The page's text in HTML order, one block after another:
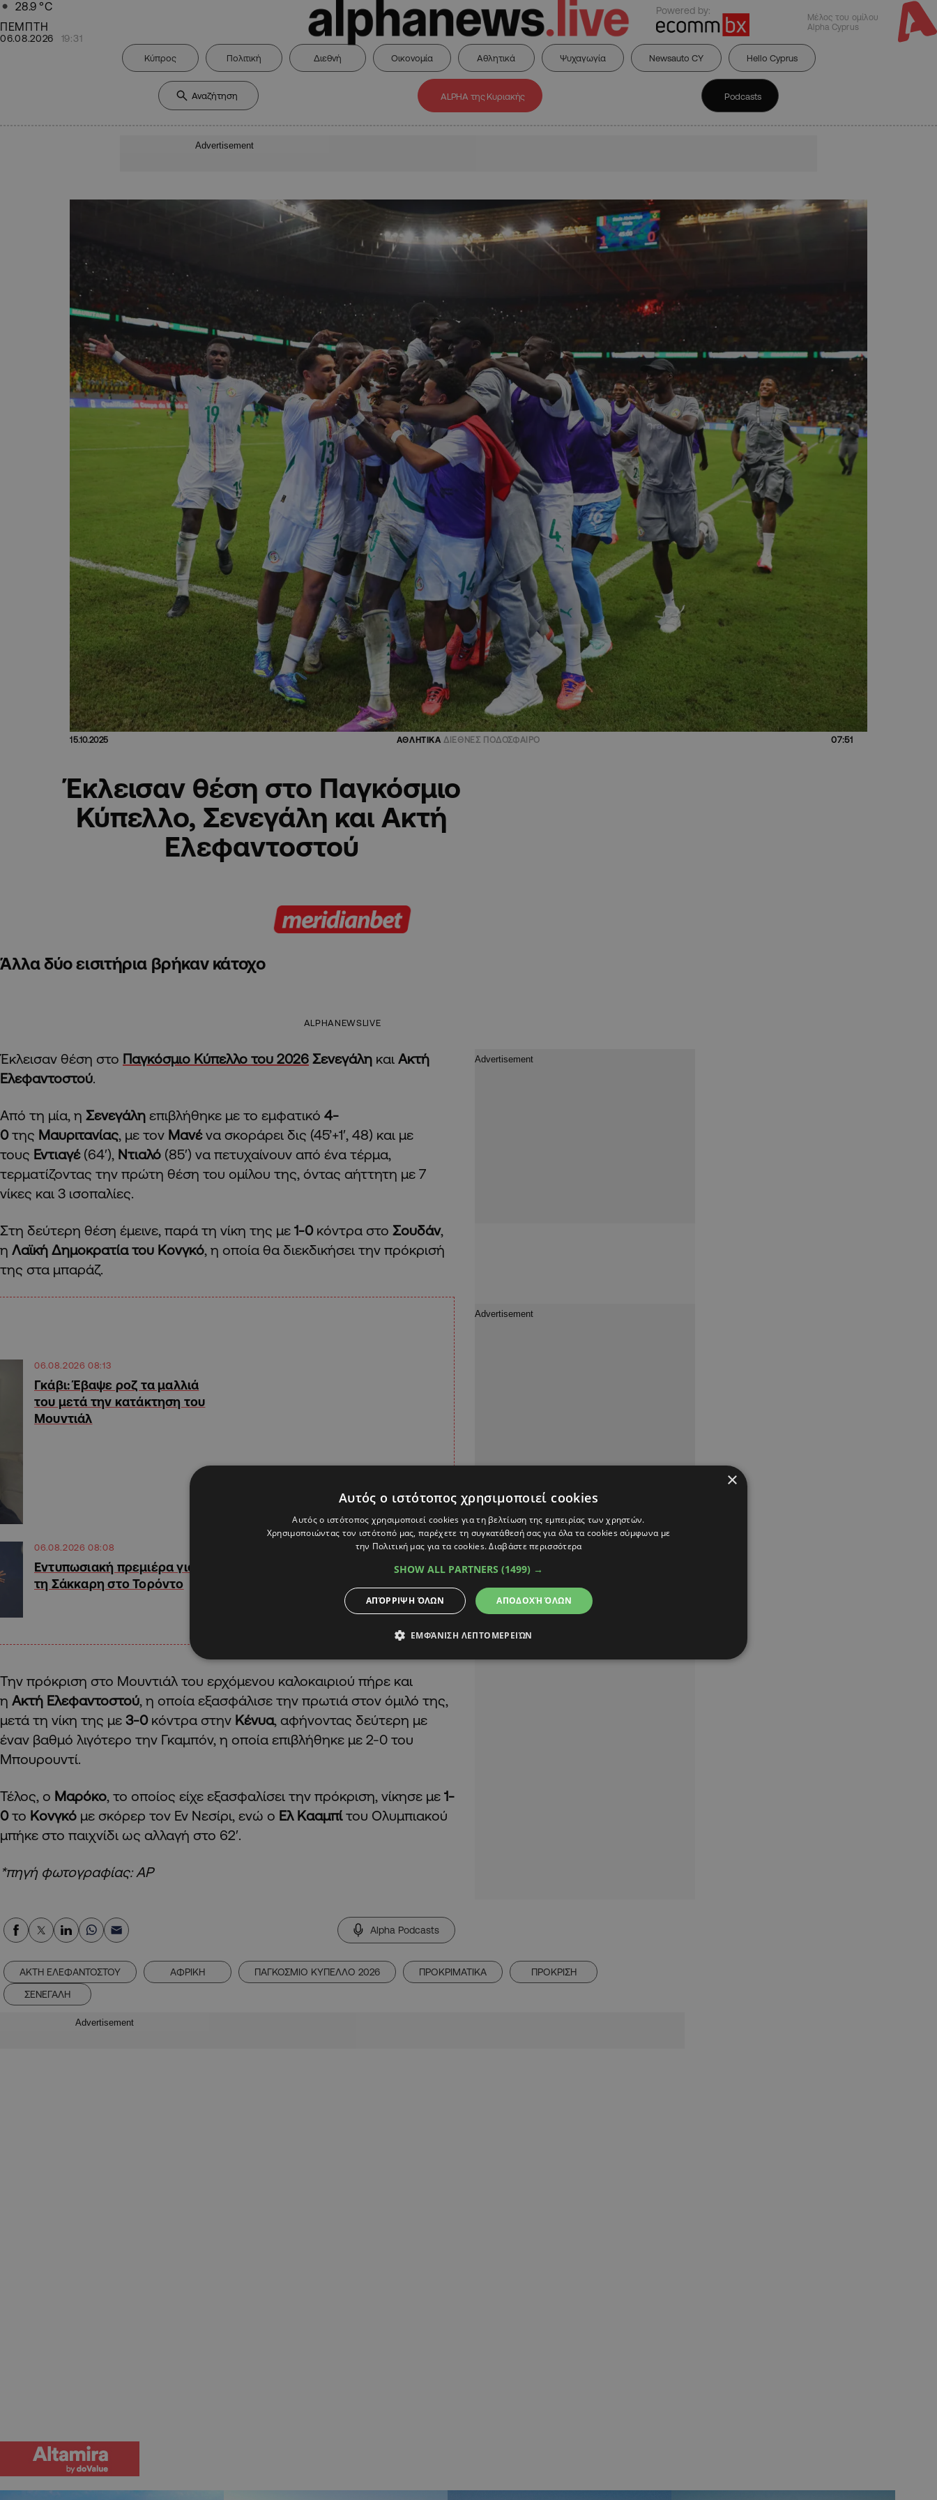
28.9 °C
ΠΕΜΠΤΗ
06.08.2026 19:31
Powered by:
Μέλος του ομίλου
Alpha Cyprus
Κύπρος Πολιτική Διεθνή Οικονομία Αθλητικά Ψυχαγωγία Newsauto CY Hello Cyprus
ALPHA της Κυριακής Podcasts
Advertisement
15.10.2025 ΑΘΛΗΤΙΚΑ ΔΙΕΘΝΕΣ ΠΟΔΟΣΦΑΙΡΟ 07:51
Έκλεισαν θέση στο Παγκόσμιο
Κύπελλο, Σενεγάλη και Ακτή
Ελεφαντοστού
Άλλα δύο εισιτήρια βρήκαν κάτοχο
ALPHANEWSLIVE
Έκλεισαν θέση στο Παγκόσμιο Κύπελλο του 2026 Σενεγάλη και Ακτή
Ελεφαντοστού
Από τη μία, η Σενεγάλη επιβλήθηκε με το εμφατικό 4-
0της Μαυριτανίας , με τον Μανένα σκοράρει δις (45’+1′, 48) και με
τους Εντιαγέ (64′), Ντιαλό (85′) να πετυχαίνουν από ένα τέρμα,
τερματίζοντας την πρώτη θέση του ομίλου της, όντας αήττητη με 7
νίκες και 3 ισοπαλίες.
Στη δεύτερη θέση έμεινε, παρά τη νίκη της με 1-0κόντρα στο Σουδάν,
η Λαϊκή Δημοκρατία του Κονγκό , η οποία θα διεκδικήσει την πρόκρισή
της στα μπαράζ.
06.08.2026 08:13
Γκάβι: Έβαψε ροζ τα μαλλιά
του μετά την κατάκτηση του
Μουντιάλ
06.08.2026 08:08
Εντυπωσιακή πρεμιέρα για
τη Σάκκαρη στο Τορόντο
Την πρόκριση στο Μουντιάλ του ερχόμενου καλοκαιριού πήρε και
η Ακτή Ελεφαντοστού, η οποία εξασφάλισε την πρωτιά στον όμιλό της,
μετά τη νίκη της με 3-0κόντρα στην Κένυα, αφήνοντας δεύτερη με
έναν βαθμό λιγότερο την Γκαμπόν, η οποία επιβλήθηκε με 2-0 του
Μπουρουντί.
Τέλος, ο Μαρόκο, το οποίος είχε εξασφαλίσει την πρόκριση, νίκησε με 1-
0το Κονγκό με σκόρερ τον Εν Νεσίρι, ενώ ο Ελ Κααμπίτου Ολυμπιακού
μπήκε στο παιχνίδι ως αλλαγή στο 62′.
*πηγή φωτογραφίας: ΑΡ
Alpha Podcasts
ΑΚΤΗ ΕΛΕΦΑΝΤΟΣΤΟΥ ΑΦΡΙΚΗ ΠΑΓΚΟΣΜΙΟ ΚΥΠΕΛΛΟ 2026 ΠΡΟΚΡΙΜΑΤΙΚΑ
ΠΡΟΚΡΙΣΗ
ΣΕΝΕΓΑΛΗ
Advertisement
×
Αυτός ο ιστότοπος χρησιμοποιεί cookies
Αυτός ο ιστότοπος χρησιμοποιεί cookies για τη βελτίωση της εμπειρίας των χρηστών.
Χρησιμοποιώντας τον ιστότοπό μας, παρέχετε τη συγκατάθεσή σας για όλα τα cookies σύμφωνα με
την Πολιτική μας για τα cookies.Διαβάστε περισσότερα
SHOW ALL PARTNERS (1499) →
ΑΠΟΔΟΧΉ ΌΛΩΝ
ΑΠΌΡΡΙΨΗ ΌΛΩΝ
ΕΜΦΆΝΙΣΗ ΛΕΠΤΟΜΕΡΕΙΏΝ